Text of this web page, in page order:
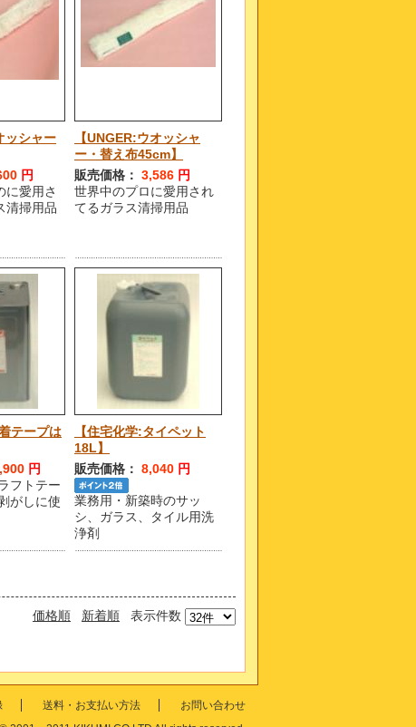
ッシャー
円
に愛用さ
清掃用品
【UNGER:ウオッシャ
ー・替え布45cm】
販売価格： 3,586 円
世界中のプロに愛用され
てるガラス清掃用品
テープは
円
フトテー
がしに使
【住宅化学:タイペット
18L】
販売価格： 8,040 円
業務用・新築時のサッ
シ、ガラス、タイル用洗
浄剤
価格順 新着順 表示件数
送料・お支払い方法
お問い合わせ